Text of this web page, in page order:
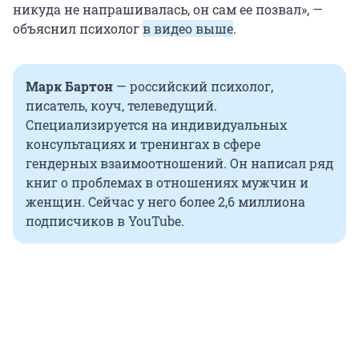
никуда не напрашивалась, он сам ее позвал», —
объяснил психологв видео выше.
Марк Бартон — российский психолог,
писатель, коуч, телеведущий.
Специализируется на индивидуальных
консультациях и тренингах в сфере
гендерных взаимоотношений. Он написал ряд
книг о проблемах в отношениях мужчин и
женщин. Сейчас у него более 2,6 миллиона
подписчиков в YouTube.